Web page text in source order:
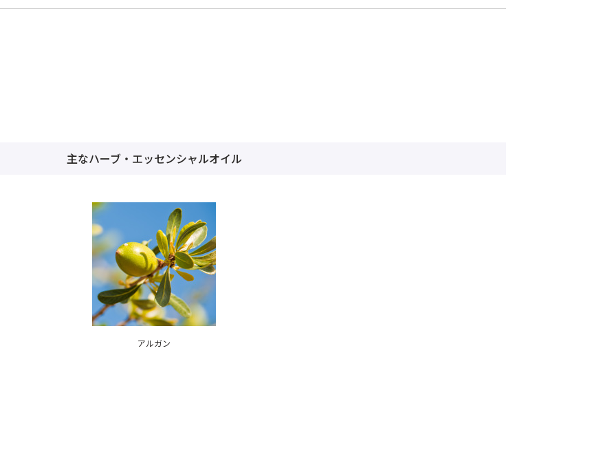
主なハーブ・エッセンシャルオイル
アルガン